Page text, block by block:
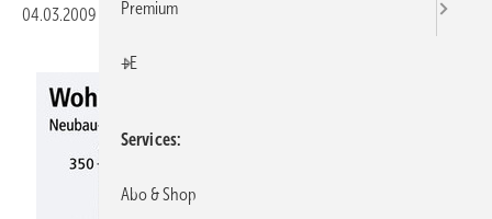
04.03.2009 Druckvorschau
Premium
+E
Services
Abo & Shop